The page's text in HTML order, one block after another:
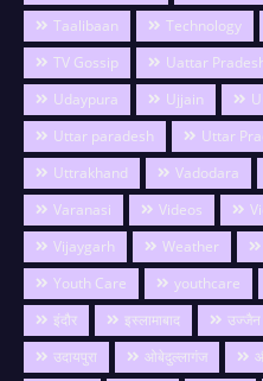
Taalibaan
Technology
TV Gossip
Uattar
Udaypura
Ujjain
Uttar paradesh
Uttar
Uttrakhand
Vadodara
Varanasi
Videos
Vijaygarh
Weather
Youth Care
youthcare
इंदौर
इस्लामाबाद उज्जैन
उदायपुरा
ओबेदुल्लागंज